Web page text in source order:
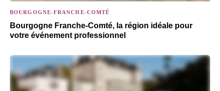
BOURGOGNE-FRANCHE-COMTÉ
Bourgogne Franche-Comté, la région idéale pour
votre événement professionnel